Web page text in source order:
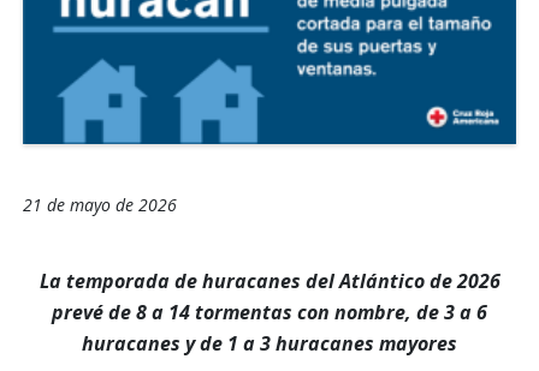
21 de mayo de 2026
La temporada de huracanes del Atlántico de 2026
prevé de 8 a 14 tormentas con nombre, de 3 a 6
huracanes y de 1 a 3 huracanes mayores